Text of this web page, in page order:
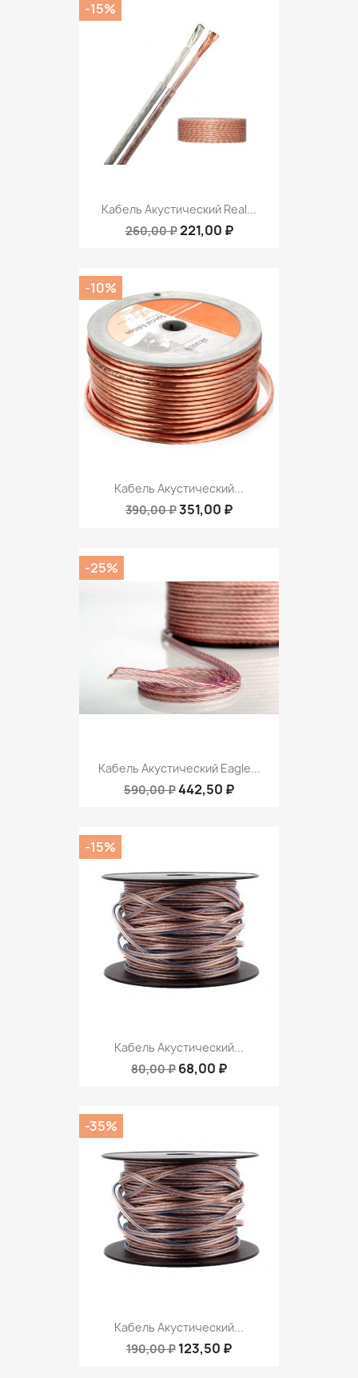
Кабель Акустический Real...
260,00 ₽221,00 ₽
-15%
Кабель Акустический...
390,00 ₽351,00 ₽
-10%
Кабель Акустический Eagle...
590,00 ₽442,50 ₽
-25%
Кабель Акустический...
80,00 ₽ 68,00 ₽
-15%
Кабель Акустический...
190,00 ₽ 123,50 ₽
-35%